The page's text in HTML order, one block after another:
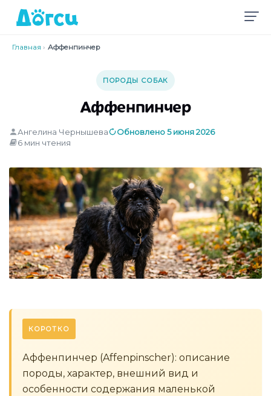
Главная › Аффенпинчер
ПОРОДЫ СОБАК
Аффенпинчер
Ангелина Чернышева
Обновлено 5 июня 2026
6 мин чтения
КОРОТКО
Аффенпинчер (Affenpinscher): описание
породы, характер, внешний вид и
особенности содержания маленькой